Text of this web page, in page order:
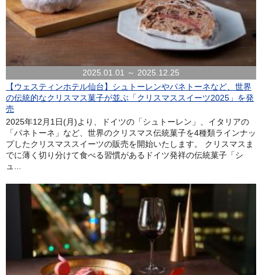
2025.01.01 ～ 2025.12.25
【ウェスティンホテル仙台】シュトーレンやパネトーネなど、世界
の伝統的なクリスマス菓子が並ぶ「クリスマススイーツ2025」を発
売
2025年12月1日(月)より、ドイツの「シュトーレン」、イタリアの
「パネトーネ」など、世界のクリスマス伝統菓子を4種類ラインナッ
プしたクリスマススイーツの販売を開始いたします。 クリスマスま
でに薄く切り分けて食べる習慣があるドイツ発祥の伝統菓子「シ
ュ...